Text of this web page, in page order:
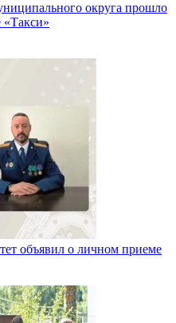
округа прошло
«Такси»
объявил о личном приеме